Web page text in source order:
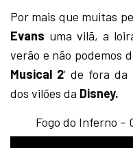
Por mais que muitas
Evans uma vilã, a
verão e não podemos
Musical 2‘ de fora
dos vilões da Disney.
Fogo do Inferno –